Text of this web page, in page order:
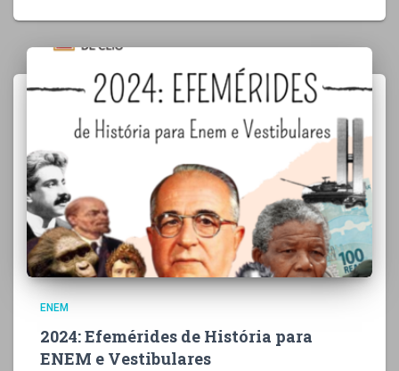
ENEM
2024: Efemérides de História para
ENEM e Vestibulares